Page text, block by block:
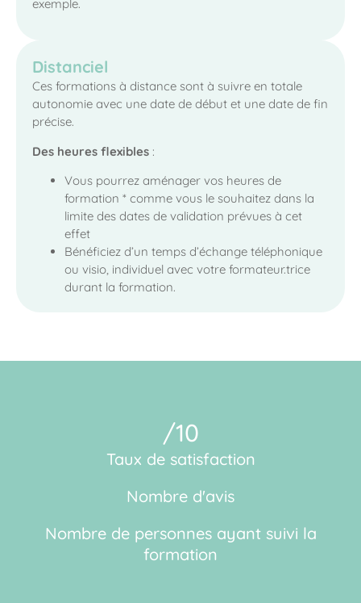
exemple.
Distanciel
Ces formations à distance sont à suivre en totale
autonomie avec une date de début et une date de fin
précise.
Des heures flexibles :
Vous pourrez aménager vos heures de
formation * comme vous le souhaitez dans la
limite des dates de validation prévues à cet
effet
Bénéficiez d’un temps d’échange téléphonique
ou visio, individuel avec votre formateur.trice
durant la formation.
/10
Taux de satisfaction
Nombre d'avis
Nombre de personnes ayant suivi la
formation